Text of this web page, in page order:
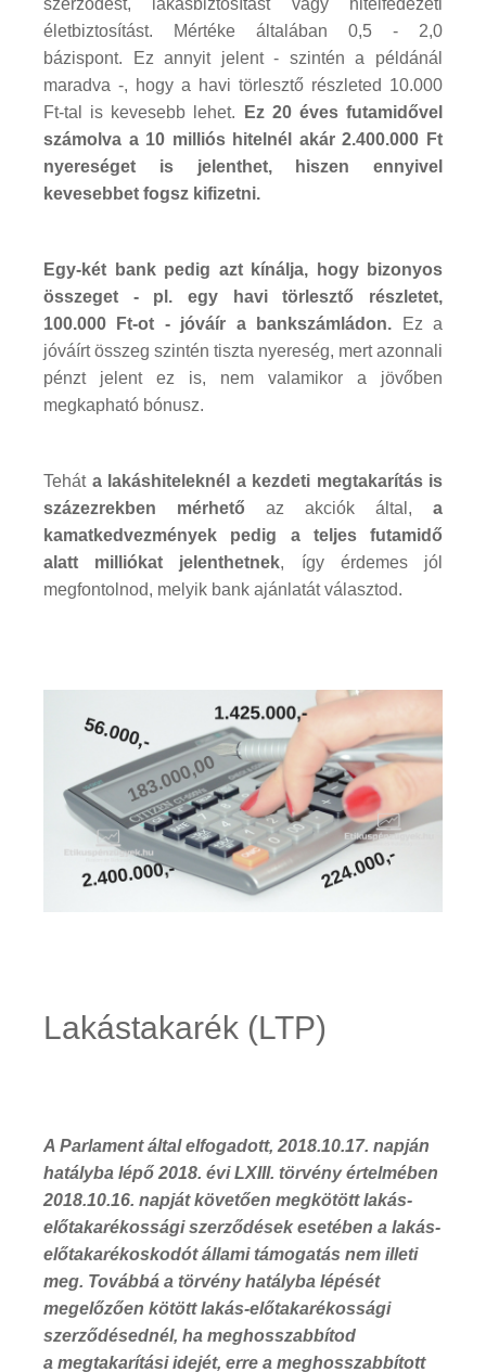
szerződést, lakásbiztosítást vagy hitelfedezeti
életbiztosítást. Mértéke általában 0,5 - 2,0
bázispont. Ez annyit jelent - szintén a példánál
maradva -, hogy a havi törlesztő részleted 10.000
Ft-tal is kevesebb lehet.
Ez 20 éves futamidővel
számolva a 10 milliós hitelnél akár 2.400.000 Ft
nyereséget is jelenthet, hiszen ennyivel
kevesebbet fogsz kifizetni.
Egy-két bank pedig azt kínálja, hogy bizonyos
összeget - pl. egy havi törlesztő részletet,
100.000 Ft-ot - jóváír a bankszámládon.
Ez a
jóváírt összeg szintén tiszta nyereség, mert azonnali
pénzt jelent ez is, nem valamikor a jövőben
megkapható bónusz.
Tehát a lakáshiteleknél a kezdeti megtakarítás is
százezrekben mérhető az akciók által, a
kamatkedvezmények pedig a teljes futamidő
alatt milliókat jelenthetnek, így érdemes jól
megfontolnod, melyik bank ajánlatát választod.
Lakástakarék (LTP)
A Parlament által elfogadott, 2018.10.17. napján
hatályba lépő 2018. évi LXIII. törvény értelmében
2018.10.16. napját követően megkötött lakás-
előtakarékossági szerződések esetében a lakás-
előtakarékoskodót állami támogatás nem illeti
meg. Továbbá a törvény hatályba lépését
megelőzően kötött lakás-előtakarékossági
szerződésednél, ha meghosszabbítod
a megtakarítási idejét, erre a meghosszabbított